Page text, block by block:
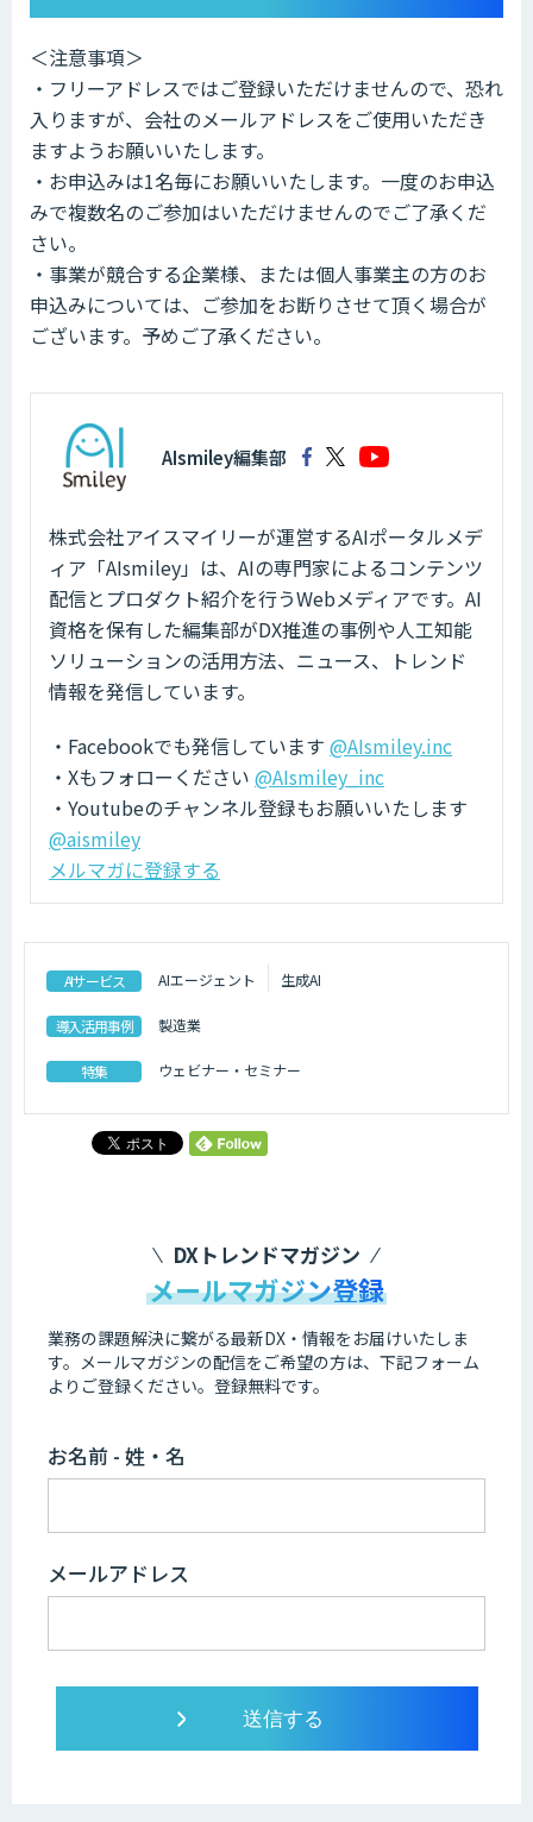
＜注意事項＞
・フリーアドレスではご登録いただけませんので、恐れ
入りますが、会社のメールアドレスをご使用いただき
ますようお願いいたします。
・お申込みは1名毎にお願いいたします。一度のお申込
みで複数名のご参加はいただけませんのでご了承くだ
さい。
・事業が競合する企業様、または個人事業主の方のお
申込みについては、ご参加をお断りさせて頂く場合が
ございます。予めご了承ください。
AIsmiley編集部
株式会社アイスマイリーが運営するAIポータルメデ
ィア「AIsmiley」は、AIの専門家によるコンテンツ
配信とプロダクト紹介を行うWebメディアです。AI
資格を保有した編集部がDX推進の事例や人工知能
ソリューションの活用方法、ニュース、トレンド
情報を発信しています。
・Facebookでも発信しています @AIsmiley.inc
・Xもフォローください @AIsmiley_inc
・Youtubeのチャンネル登録もお願いいたします
@aismiley
メルマガに登録する
AIサービス AIエージェント 生成AI
導入活用事例 製造業
特集 ウェビナー・セミナー
DXトレンドマガジン
メールマガジン登録
業務の課題解決に繋がる最新DX・情報をお届けいたしま
す。 メールマガジンの配信をご希望の方は、下記フォーム
よりご登録ください。登録無料です。
お名前 - 姓・名
メールアドレス